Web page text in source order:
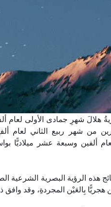
هلالَ شهرِ جمادى الأولى لعام
من شهر ربيع الثاني لعام ألفٍ
ألفين وسبعة عشر ميلاديًّا
هذه الرؤية البصرية الشرعية
هجريًّا بِالعَيْن المجردةِ، وقد